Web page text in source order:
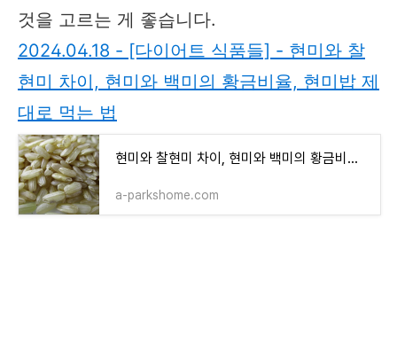
것을 고르는 게 좋습니다.
2024.04.18 - [다이어트 식품들] - 현미와 찰
현미 차이, 현미와 백미의 황금비율, 현미밥 제
대로 먹는 법
현미와 찰현미 차이, 현미와 백미의 황금비율, 현미밥 제대로 먹는 법
a-parkshome.com